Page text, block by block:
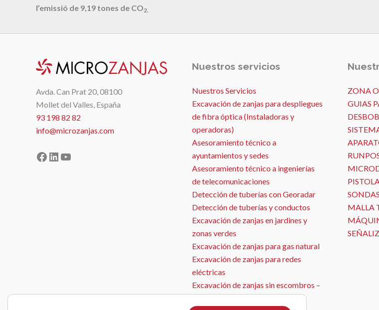
l’emissió de 9,19 tones de CO2.
Avda. Can Prat 20, 08100
Mollet del Valles, España
93 198 82 82
info@microzanjas.com
Facebook
LinkedIn
YouTube
Nuestros servicios
Nuestros Servicios
Excavación de zanjas para despliegues
de fibra óptica (Instaladoras y
operadoras)
Asesoramiento técnico a
ayuntamientos y sedes
Asesoramiento técnico a ingenierías
de telecomunicaciones
Detección de tuberías con Georadar
Detección de tuberías y conductos
Excavación de zanjas en jardines y
zonas verdes
Excavación de zanjas para gas natural
Excavación de zanjas para redes
eléctricas
Excavación de zanjas sin escombros –
Microzanja con aspirado
ZONA
GUIAS
MALLA